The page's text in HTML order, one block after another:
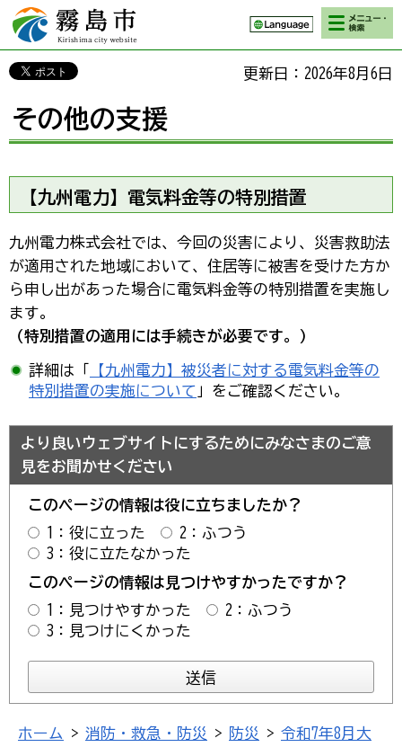
霧島市 Kirishima
city website
検索・メニ
ュー
更新日：2026年8月6日
その他の支援
【九州電力】電気料金等の特別措置
九州電力株式会社では、今回の災害により、災害救助法
が適用された地域において、住居等に被害を受けた方か
ら申し出があった場合に電気料金等の特別措置を実施し
ます。
（特別措置の適用には手続きが必要です。）
詳細は「
【九州電力】被災者に対する電気料金等の
特別措置の実施について 」をご確認ください。
より良いウェブサイトにするためにみなさまのご意
見をお聞かせください
このページの情報は役に立ちましたか？
1：役に立った
2：ふつう
3：役に立たなかった
このページの情報は見つけやすかったですか？
1：見つけやすかった
2：ふつう
3：見つけにくかった
ホーム > 消防・救急・防災 > 防災 > 令和7年8月大